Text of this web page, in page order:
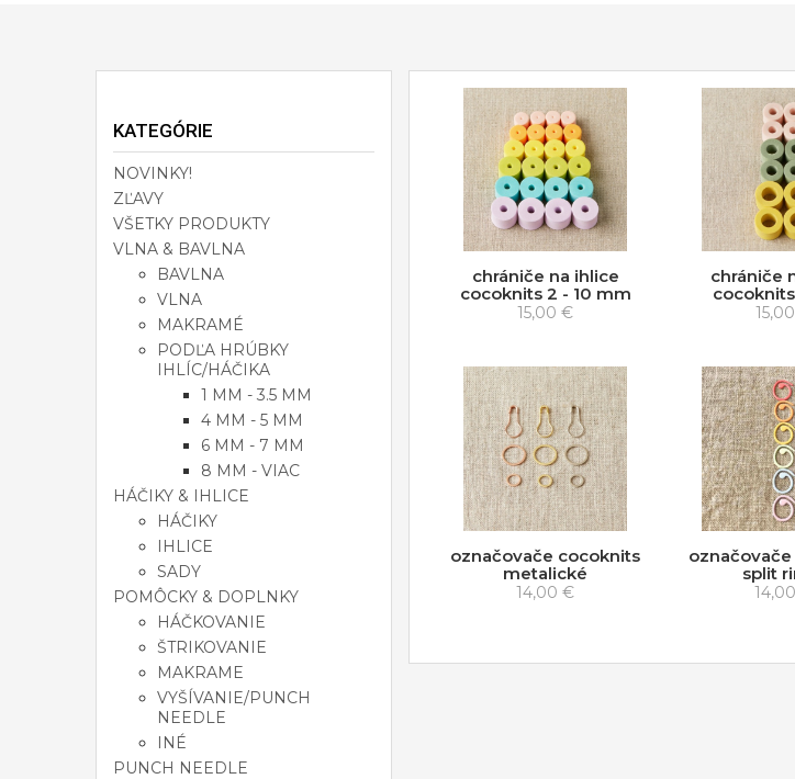
KATEGÓRIE
NOVINKY!
ZĽAVY
VŠETKY PRODUKTY
VLNA & BAVLNA
BAVLNA
VLNA
MAKRAMÉ
PODĽA HRÚBKY
IHLÍC/HÁČIKA
1 MM - 3.5 MM
4 MM - 5 MM
6 MM - 7 MM
8 MM - VIAC
HÁČIKY & IHLICE
HÁČIKY
IHLICE
SADY
POMÔCKY & DOPLNKY
HÁČKOVANIE
ŠTRIKOVANIE
MAKRAME
VYŠÍVANIE/PUNCH
NEEDLE
INÉ
PUNCH NEEDLE
chrániče na ihlice
cocoknits 2 - 10 mm
15,00 €
chrániče
označovače cocoknits
metalické
14,00 €
split